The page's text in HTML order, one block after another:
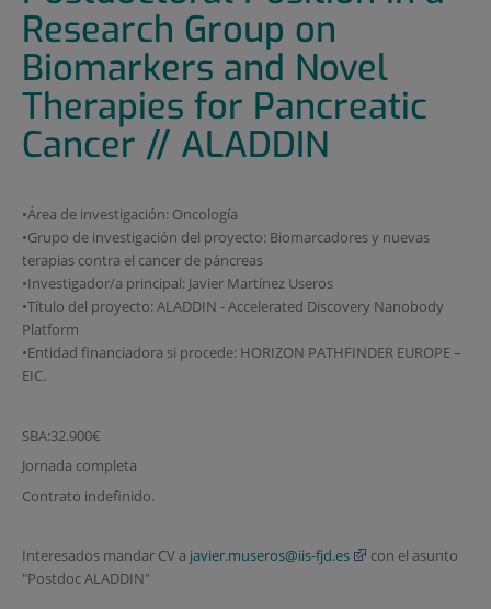
Research Group on
Biomarkers and Novel
Therapies for Pancreatic
Cancer // ALADDIN
•Área de investigación: Oncología
•Grupo de investigación del proyecto: Biomarcadores y nuevas
terapias contra el cancer de páncreas
•Investigador/a principal: Javier Martínez Useros
•Título del proyecto: ALADDIN - Accelerated Discovery Nanobody
Platform
•Entidad financiadora si procede: HORIZON PATHFINDER EUROPE –
EIC.
SBA:32.900€
Jornada completa
Contrato indefinido.
Interesados mandar CV a javier.museros@iis-fjd.es
con el asunto
"Postdoc ALADDIN"